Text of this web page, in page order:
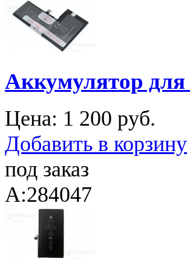
Аккумулятор
Цена: 1 200 руб.
Добавить в корзину
под заказ
A:284047